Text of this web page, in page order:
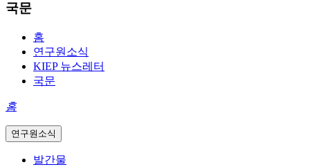
국문
홈
연구원소식
KIEP 뉴스레터
국문
홈
연구원소식
발간물